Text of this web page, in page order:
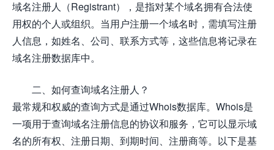
域名注册人（Registrant），是指对某个域名拥有合法使
用权的个人或组织。当用户注册一个域名时，需填写注册
人信息，如姓名、公司、联系方式等，这些信息将记录在
域名注册数据库中。
二、如何查询域名注册人？
最常规和权威的查询方式是通过Whois数据库。Whois是
一项用于查询域名注册信息的协议和服务，它可以显示域
名的所有权、注册日期、到期时间、注册商等。以下是基